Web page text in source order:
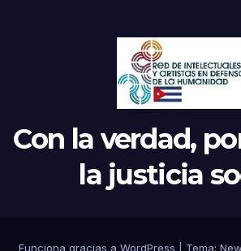
Con la verdad,
la justicia
Funciona gracias a WordPress Tema: